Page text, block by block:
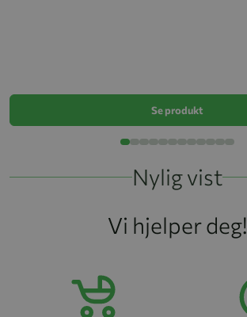
Se produkt
Nylig vist
Vi hjelper deg!